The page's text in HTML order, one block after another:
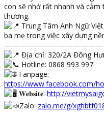
con sẽ nhớ rất nhanh và
thương.
Trung Tâm Anh Ngữ
ba mẹ trong việc xây dựng
Địa chỉ: 320/2A Đông
Hotline: 0868 993 997
Fanpage:
https://www.facebook.com/
𝐖𝐞𝐛𝐬𝐢𝐭𝐞: http://
Zalo: zalo.me/g/